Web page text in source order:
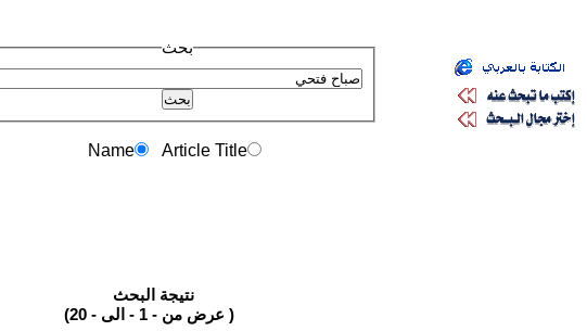
بحث
Name Article Title
نتيجة البحث
(عرض من - 1 - الى - 20 )